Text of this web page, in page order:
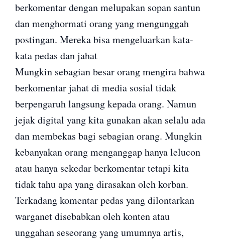
berkomentar dengan melupakan sopan santun
dan menghormati orang yang mengunggah
postingan. Mereka bisa mengeluarkan kata-
kata pedas dan jahat
Mungkin sebagian besar orang mengira bahwa
berkomentar jahat di media sosial tidak
berpengaruh langsung kepada orang. Namun
jejak digital yang kita gunakan akan selalu ada
dan membekas bagi sebagian orang. Mungkin
kebanyakan orang menganggap hanya lelucon
atau hanya sekedar berkomentar tetapi kita
tidak tahu apa yang dirasakan oleh korban.
Terkadang komentar pedas yang dilontarkan
warganet disebabkan oleh konten atau
unggahan seseorang yang umumnya artis,